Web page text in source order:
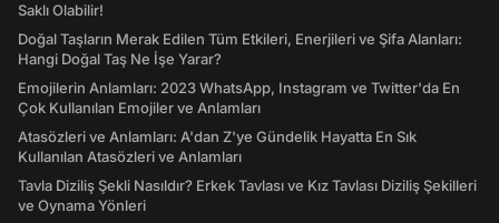
Saklı Olabilir!
Doğal Taşların Merak Edilen Tüm Etkileri, Enerjileri ve Şifa Alanları:
Hangi Doğal Taş Ne İşe Yarar?
Emojilerin Anlamları: 2023 WhatsApp, Instagram ve Twitter'da En
Çok Kullanılan Emojiler ve Anlamları
Atasözleri ve Anlamları: A'dan Z'ye Gündelik Hayatta En Sık
Kullanılan Atasözleri ve Anlamları
Tavla Diziliş Şekli Nasıldır? Erkek Tavlası ve Kız Tavlası Diziliş Şekilleri
ve Oynama Yönleri